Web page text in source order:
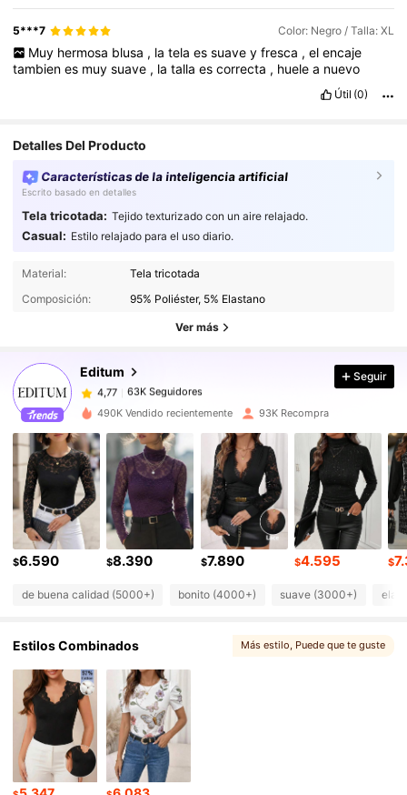
5***7 Color: Negro / Talla: XL
Muy hermosa blusa , la tela es suave y fresca , el encaje
tambienes muysuave , latallaescorrecta , huelea nuevo
Útil (0)
Detalles Del Producto
Características de la inteligencia artificial
Escrito basado en detalles
Tela tricotada: Tejido texturizado con un aire relajado.
Casual: Estilo relajado para el uso diario.
Material:
Tela tricotada
Composición:
95% Poliéster, 5% Elastano
Ver más
Editum
63K Seguidores
4,77
63K Seguidores
c***4
pagóHace 1 día
4,77 63K Seguidores
4,77 63K Seguidores
4,77 63K Seguidores
4,77 63K Seguidores
4,77 63K Seguidores
Seguir
490K Vendido recientemente 93K Recompra
$6.590 $8.390 $7.890 $4.595 $
de buena calidad (5000+) bonito (4000+) suave (3000+)
Estilos Combinados Más estilo, Puede que te guste